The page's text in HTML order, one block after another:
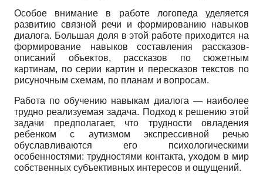
Особое внимание в работе логопеда уделяется
развитию связной речи и формированию навыков
диалога. Большая доля в этой работе приходится на
формирование навыков составления рассказов-
описаний объектов, рассказов по сюжетным
картинам, по серии картин и пересказов текстов по
рисуночным схемам, по планам и вопросам.
Работа по обучению навыкам диалога — наиболее
трудно реализуемая задача. Подход к решению этой
задачи предполагает, что трудности овладения
ребенком с аутизмом экспрессивной речью
обуславливаются его психологическими
особенностями: трудностями контакта, уходом в мир
собственных субъективных интересов и ощущений.